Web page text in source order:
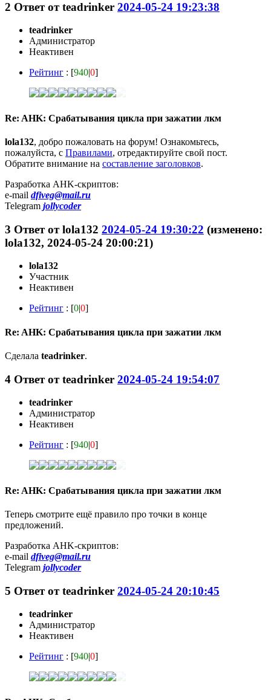
2 Ответ отteadrinker 2024-05-24 19:23:38
teadrinker
Администратор
Неактивен
Рейтинг : [940|0]
Re: AHK: Срабатывания цикла при зажатии лкм
lola132, добро пожаловать на форум! Ознакомьтесь,
пожалуйста, с Правилами, отредактируйте свой пост.
Обратите внимание на составление заголовков.
Разработка AHK-скриптов:
e-mail dfiveg@mail.ru
Telegram jollycoder
3 Ответ отlola132 2024-05-24 19:30:22 (изменено:
lola132, 2024-05-24 20:00:21)
lola132
Участник
Неактивен
Рейтинг : [0|0]
Re: AHK: Срабатывания цикла при зажатии лкм
Сделала teadrinker.
4 Ответ отteadrinker 2024-05-24 19:54:07
teadrinker
Администратор
Неактивен
Рейтинг : [940|0]
Re: AHK: Срабатывания цикла при зажатии лкм
Теперь смотрите ещё правило про точки в конце
предложений.
Разработка AHK-скриптов:
e-mail dfiveg@mail.ru
Telegram jollycoder
5 Ответ отteadrinker 2024-05-24 20:10:45
teadrinker
Администратор
Неактивен
Рейтинг : [940|0]